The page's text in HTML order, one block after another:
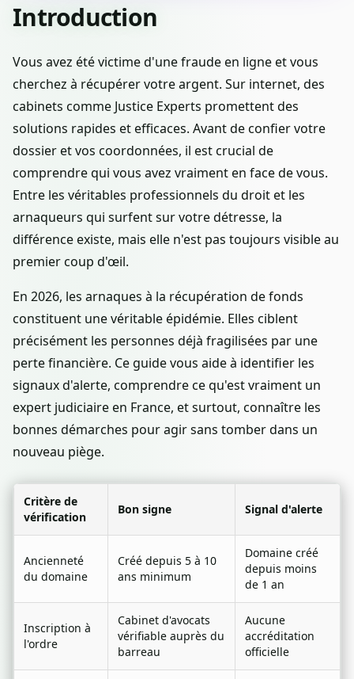
Introduction
Vous avez été victime d'une fraude en ligne et vous
cherchez à récupérer votre argent. Sur internet, des
cabinets comme Justice Experts promettent des
solutions rapides et efficaces. Avant de confier votre
dossier et vos coordonnées, il est crucial de
comprendre qui vous avez vraiment en face de vous.
Entre les véritables professionnels du droit et les
arnaqueurs qui surfent sur votre détresse, la
différence existe, mais elle n'est pas toujours visible au
premier coup d'œil.
En 2026, les arnaques à la récupération de fonds
constituent une véritable épidémie. Elles ciblent
précisément les personnes déjà fragilisées par une
perte financière. Ce guide vous aide à identifier les
signaux d'alerte, comprendre ce qu'est vraiment un
expert judiciaire en France, et surtout, connaître les
bonnes démarches pour agir sans tomber dans un
nouveau piège.
Critère de
vérification
Bon signe Signal d'alerte
Ancienneté
du domaine
Créé depuis 5 à 10
ans minimum
Domaine créé
depuis moins
de 1 an
Inscription à
l'ordre
Cabinet d'avocats
vérifiable auprès du
barreau
Aucune
accréditation
officielle